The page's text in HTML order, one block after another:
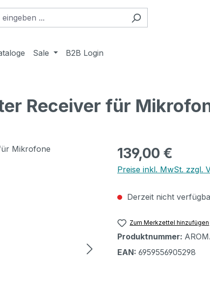
Sale B2B Login
Receiver für
Regulärer Preis:
139,00 €
Preise inkl. MwSt. zzgl.
Derzeit nicht
Zum Merkzettel hinzufügen
Produktnummer:
EAN: 6959556905298